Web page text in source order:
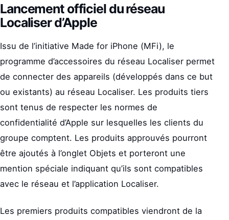
Lancement officiel du réseau
Localiser d’Apple
Issu de l’initiative Made for iPhone (MFi), le
programme d’accessoires du réseau Localiser permet
de connecter des appareils (développés dans ce but
ou existants) au réseau Localiser. Les produits tiers
sont tenus de respecter les normes de
confidentialité d’Apple sur lesquelles les clients du
groupe comptent. Les produits approuvés pourront
être ajoutés à l’onglet Objets et porteront une
mention spéciale indiquant qu’ils sont compatibles
avec le réseau et l’application Localiser.
Les premiers produits compatibles viendront de la